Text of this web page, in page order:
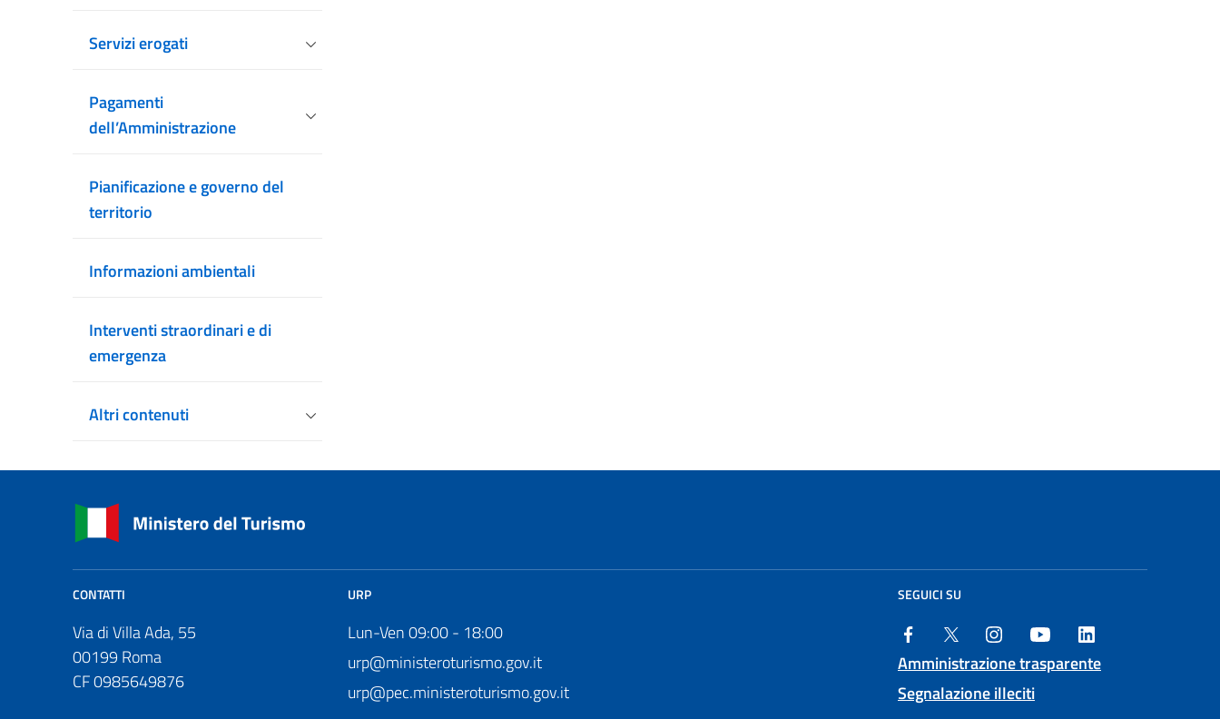
Servizi erogati
Pagamenti
dell’Amministrazione
Pianificazione e governo del
territorio
Informazioni ambientali
Interventi straordinari e di
emergenza
Altri contenuti
CONTATTI
Via di Villa Ada, 55
00199 Roma
CF 0985649876
URP
Lun-Ven 09:00 - 18:00
urp@ministeroturismo.gov.it
urp@pec.ministeroturismo.gov.it
SEGUICI SU
Amministrazione trasparente
Segnalazione illeciti